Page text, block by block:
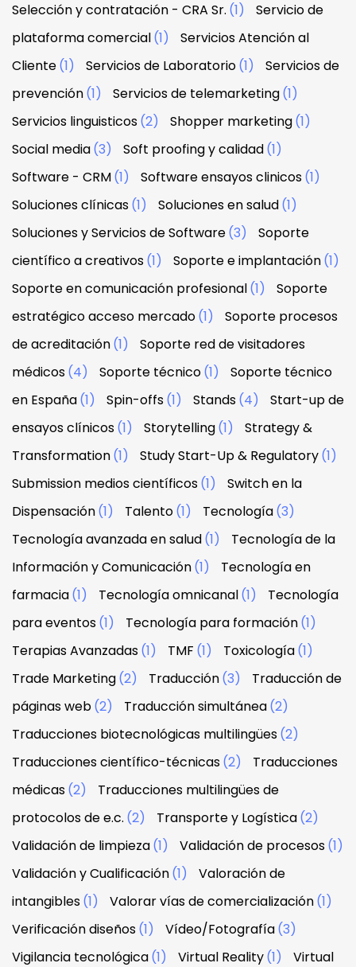
Selección y contratación - CRA Sr. (1)
Servicio de
plataforma comercial(1)
Servicios Atención al
Cliente(1) Servicios de Laboratorio(1)
Servicios de
prevención(1) Servicios de telemarketing(1)
Servicios linguisticos(2) Shopper marketing(1)
Social media(3) Soft proofing y calidad(1)
Software - CRM(1) Software ensayos clinicos(1)
Soluciones clínicas(1) Soluciones en salud(1)
Soluciones y Servicios de Software(3)
Soporte
científico a creativos(1) Soporte e implantación(1)
Soporte en comunicación profesional(1)
Soporte
estratégico acceso mercado(1)
Soporte procesos
de acreditación(1)
Soporte red de visitadores
médicos(4) Soporte técnico(1)
Soporte técnico
en España(1) Spin-offs(1) Stands(4)
Start-up de
ensayos clínicos(1) Storytelling(1)
Strategy &
Transformation(1) Study Start-Up & Regulatory(1)
Submission medios científicos(1)
Switch en la
Dispensación(1) Talento(1) Tecnología(3)
Tecnología avanzada en salud(1)
Tecnología de la
Información y Comunicación(1)
Tecnología en
farmacia(1) Tecnología omnicanal(1)
Tecnología
para eventos(1) Tecnología para formación(1)
Terapias Avanzadas(1) TMF (1) Toxicología(1)
Trade Marketing(2) Traducción(3)
Traducción de
páginas web(2) Traducción simultánea(2)
Traducciones biotecnológicas multilingües(2)
Traducciones científico-técnicas(2)
Traducciones
médicas(2)
Traducciones multilingües de
protocolos de e.c. (2) Transporte y Logística(2)
Validación de limpieza(1) Validación de procesos(1)
Validación y Cualificación(1)
Valoración de
intangibles(1) Valorar vías de comercialización(1)
Verificación diseños(1) Vídeo/Fotografía(3)
Vigilancia tecnológica(1) Virtual Reality(1)
Virtual